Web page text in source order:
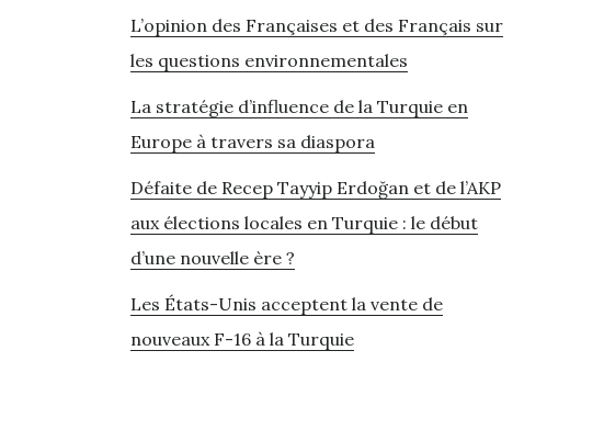
L’opinion des Françaises et des Français sur
les questions environnementales
La stratégie d’influence de la Turquie en
Europe à travers sa diaspora
Défaite de Recep Tayyip Erdoğan et de l’AKP
aux élections locales en Turquie : le début
d’une nouvelle ère ?
Les États-Unis acceptent la vente de
nouveaux F-16 à la Turquie